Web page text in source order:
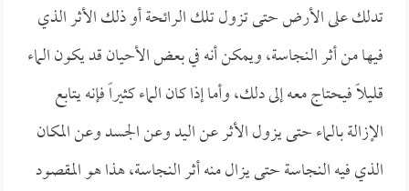
تدلك على الأرض حتى تزول تلك الرائحة أو ذلك الأثر الذي
فيها من أثر النجاسة، ويمكن أنه في بعض الأحيان قد يكون الماء
قليلاً فيحتاج معه إلى دلك، وأما إذا كان الماء كثيراً فإنه يتابع
الإزالة بالماء حتى يزول الأثر عن اليد وعن الجسد وعن المكان
الذي فيه النجاسة حتى يزال منه أثر النجاسة، هذا هو المقصود